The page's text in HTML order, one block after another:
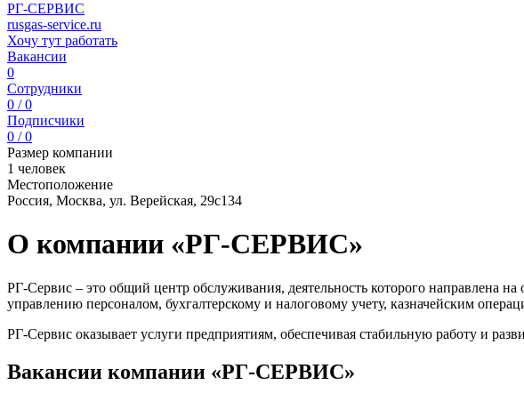
РГ-СЕРВИС
rusgas-service.ru
Хочу тут работать
Вакансии
0
Сотрудники
0 / 0
Подписчики
0 / 0
Размер компании
1 человек
Местоположение
Россия, Москва, ул. Верейская, 29с134
О компании «РГ-СЕРВИС»
РГ-Сервис – это общий центр обслуживания, деятельность которого направлена
управлению персоналом, бухгалтерскому и налоговому учету, казначейским
РГ-Сервис оказывает услуги предприятиям, обеспечивая стабильную работу и
Вакансии компании «РГ-СЕРВИС»